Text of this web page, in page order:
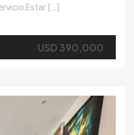
Estar […]
USD 390,000